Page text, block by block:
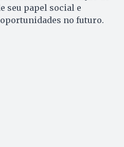
seu papel social e
no futuro.